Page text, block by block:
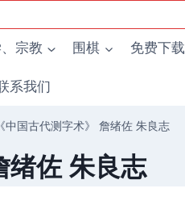
宗教 围棋 免费下载
系我们
《中国古代测字术》 詹绪佐 朱良志
绪佐 朱良志